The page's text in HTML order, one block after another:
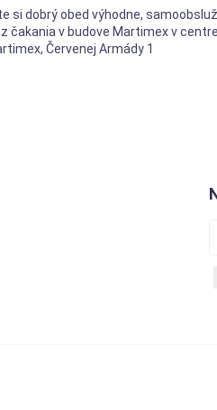
si dobrý obed výhodne,
čakania v budove Martimex v
Červenej Armády 1